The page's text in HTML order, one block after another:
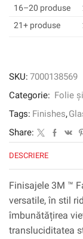
Sh2emos,
Oslo,
30
16–20 produse
21+ produse
SKU: 7000138569
Categorie: Folie
Tags: Finishes,
Share:
DESCRIERE
Finisajele 3M ™
versatile, în stil
îmbunătățirea
transluciditatea